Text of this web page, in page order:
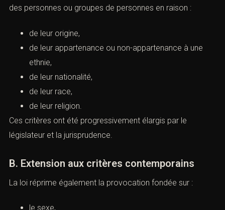
La provocation à la haine est constituée lorsqu’elle vise
de leur origine,
de leur appartenance ou non-appartenance à une
ethnie,
de leur nationalité,
de leur race,
de leur religion.
Ces critères ont été progressivement élargis par le
B. Extension aux critères contemporains